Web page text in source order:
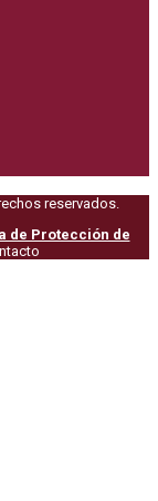
reservados.
de Protección de